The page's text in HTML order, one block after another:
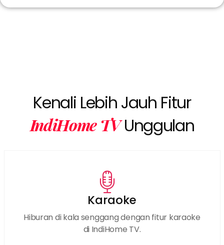
Kenali Lebih Jauh Fitur
IndiHome TVUnggulan
Karaoke
Hiburan di kala senggang dengan fitur karaoke
di IndiHome TV.